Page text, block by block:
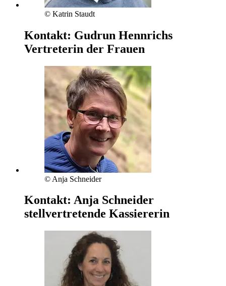
© Katrin Staudt
Kontakt: Gudrun Hennrichs
Vertreterin der Frauen
© Anja Schneider
Kontakt: Anja Schneider
stellvertretende Kassiererin